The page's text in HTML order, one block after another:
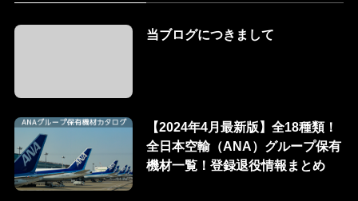
当ブログにつきまして
【2024年4月最新版】全18種類！
全日本空輸（ANA）グループ保有
機材一覧！登録退役情報まとめ